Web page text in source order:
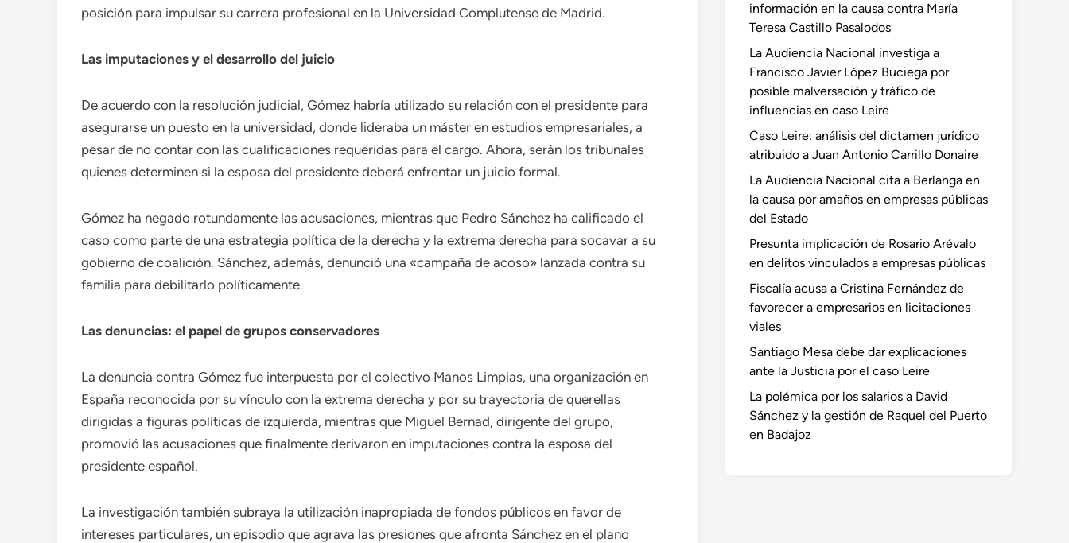
posición para impulsar su carrera profesional en la Universidad Complutense de Madrid.
Las imputaciones y el desarrollo del juicio
De acuerdo con la resolución judicial, Gómez habría utilizado su relación con el presidente para
asegurarse un puesto en la universidad, donde lideraba un máster en estudios empresariales, a
pesar de no contar con las cualificaciones requeridas para el cargo. Ahora, serán los tribunales
quienes determinen si la esposa del presidente deberá enfrentar un juicio formal.
Gómez ha negado rotundamente las acusaciones, mientras que Pedro Sánchez ha calificado el
caso como parte de una estrategia política de la derecha y la extrema derecha para socavar a su
gobierno de coalición. Sánchez, además, denunció una «campaña de acoso» lanzada contra su
familia para debilitarlo políticamente.
Las denuncias: el papel de grupos conservadores
La denuncia contra Gómez fue interpuesta por el colectivo Manos Limpias, una organización en
España reconocida por su vínculo con la extrema derecha y por su trayectoria de querellas
dirigidas a figuras políticas de izquierda, mientras que Miguel Bernad, dirigente del grupo,
promovió las acusaciones que finalmente derivaron en imputaciones contra la esposa del
presidente español.
La investigación también subraya la utilización inapropiada de fondos públicos en favor de
intereses particulares, un episodio que agrava las presiones que afronta Sánchez en el plano
información en la causa contra María
Teresa Castillo Pasalodos
La Audiencia Nacional investiga a
Francisco Javier López Buciega por
posible malversación y tráfico de
influencias en caso Leire
Caso Leire: análisis del dictamen jurídico
atribuido a Juan Antonio Carrillo Donaire
La Audiencia Nacional cita a Berlanga en
la causa por amaños en empresas públicas
del Estado
Presunta implicación de Rosario Arévalo
en delitos vinculados a empresas públicas
Fiscalía acusa a Cristina Fernández de
favorecer a empresarios en licitaciones
viales
Santiago Mesa debe dar explicaciones
ante la Justicia por el caso Leire
La polémica por los salarios a David
Sánchez y la gestión de Raquel del Puerto
en Badajoz